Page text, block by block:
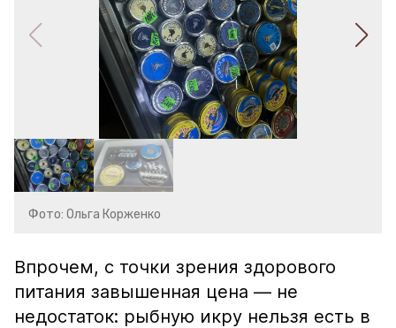
Фото: Ольга Корженко
Впрочем, с точки зрения здорового
питания завышенная цена — не
недостаток: рыбную икру нельзя есть в